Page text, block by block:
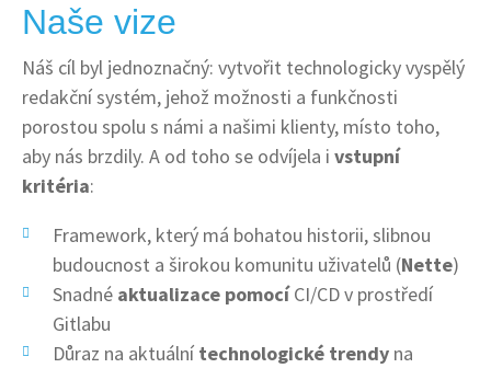
Naše vize
Náš cíl byl jednoznačný: vytvořit technologicky vyspělý
redakční systém, jehož možnosti a funkčnosti
porostou spolu s námi a našimi klienty, místo toho,
aby nás brzdily. A od toho se odvíjela i vstupní
kritéria:
Framework, který má bohatou historii, slibnou
budoucnost a širokou komunitu uživatelů (Nette)
Snadné aktualizace pomocíCI/CD v prostředí
Gitlabu
Důraz na aktuální technologické trendy na